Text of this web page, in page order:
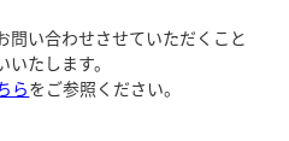
問い合わせさせていただくこと
たします。
らをご参照ください。